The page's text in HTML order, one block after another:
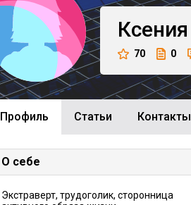
Ксения
70 0
Профиль Cтатьи Контакты
О себе
Экстраверт, трудоголик, сторонница